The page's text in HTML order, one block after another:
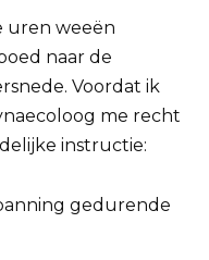
uren weeën
naar de
Voordat ik
me recht
instructie:
gedurende